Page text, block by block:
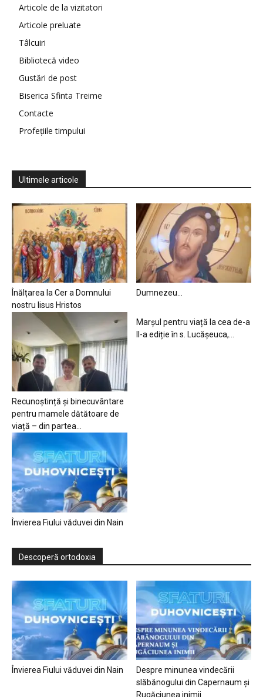
Articole de la vizitatori
Articole preluate
Tâlcuiri
Bibliotecă video
Gustări de post
Biserica Sfinta Treime
Contacte
Profețiile timpului
Ultimele articole
Înălțarea la Cer a Domnului
nostru Iisus Hristos
Dumnezeu…
Recunoștință și binecuvântare
pentru mamele dătătoare de
viață – din partea...
Marșul pentru viață la cea de-a
II-a ediție în s. Lucășeuca,...
Învierea Fiului văduvei din Nain
Descoperă ortodoxia
Învierea Fiului văduvei din Nain
Despre minunea vindecării
slăbănogului din Capernaum și
Rugăciunea inimii